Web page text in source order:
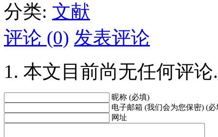
分类: 文献
评论 (0) 发表评论
本文目前尚无任何评论.
昵称 (必填)
电子邮箱 (我们会为您保密) (必
网址